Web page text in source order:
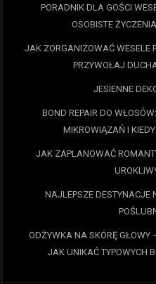
PORADNIK DLA GOŚCI
OSOBISTE
JAK ZORGANIZOWAĆ WESELE
PRZYWOŁAJ
JESIENNE
BOND REPAIR DO
MIKROWIĄZAŃ I
JAK ZAPLANOWAĆ
NAJLEPSZE DESTYNACJE
ODŻYWKA NA SKÓRĘ GŁOWY
JAK UNIKAĆ TYPOWYCH